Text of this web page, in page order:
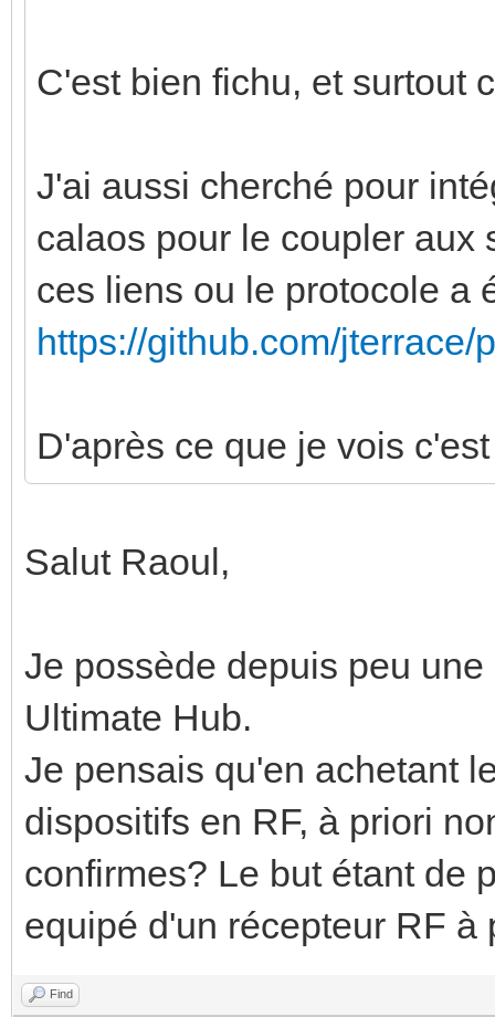
C'est bien fichu, et surtout
J'ai aussi cherché pour
calaos pour le coupler aux
ces liens ou le protocole a
https://github.com/jterrace/
D'après ce que je vois
Salut Raoul,
Je possède depuis peu
Ultimate Hub.
Je pensais qu'en achetant
dispositifs en RF, à priori
confirmes? Le but étant de
equipé d'un récepteur RF à
Find